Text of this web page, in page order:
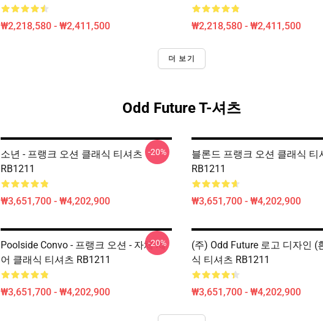
₩2,218,580 - ₩2,411,500 ₩2,218,580 - ₩2,411,500
더 보기
Odd Future T-셔츠
소년 - 프랭크 오션 클래식 티셔츠
RB1211
₩3,651,700 - ₩4,202,900
-20%
블론드 프랭크 오션 클래식 티
RB1211
₩3,651,700 - ₩4,202,900
Poolside Convo - 프랭크 오션 - 자체 제
어 클래식 티셔츠 RB1211
₩3,651,700 - ₩4,202,900
-20%
(주) Odd Future 로고 디자인 (
식 티셔츠 RB1211
₩3,651,700 - ₩4,202,900